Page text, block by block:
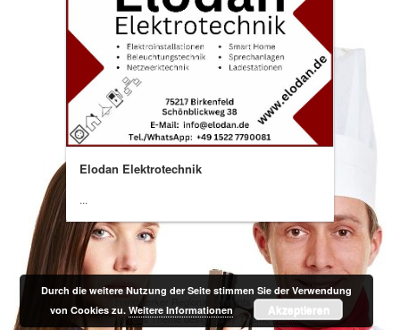
Elodan Elektrotechnik
...
Handwerker Regional
. All rights reserved.
WordPress Themedesigned by Theme Junkie
Durch die weitere Nutzung der Seite stimmen Sie der Verwendung
von Cookies zu.Weitere Informationen Akzeptieren